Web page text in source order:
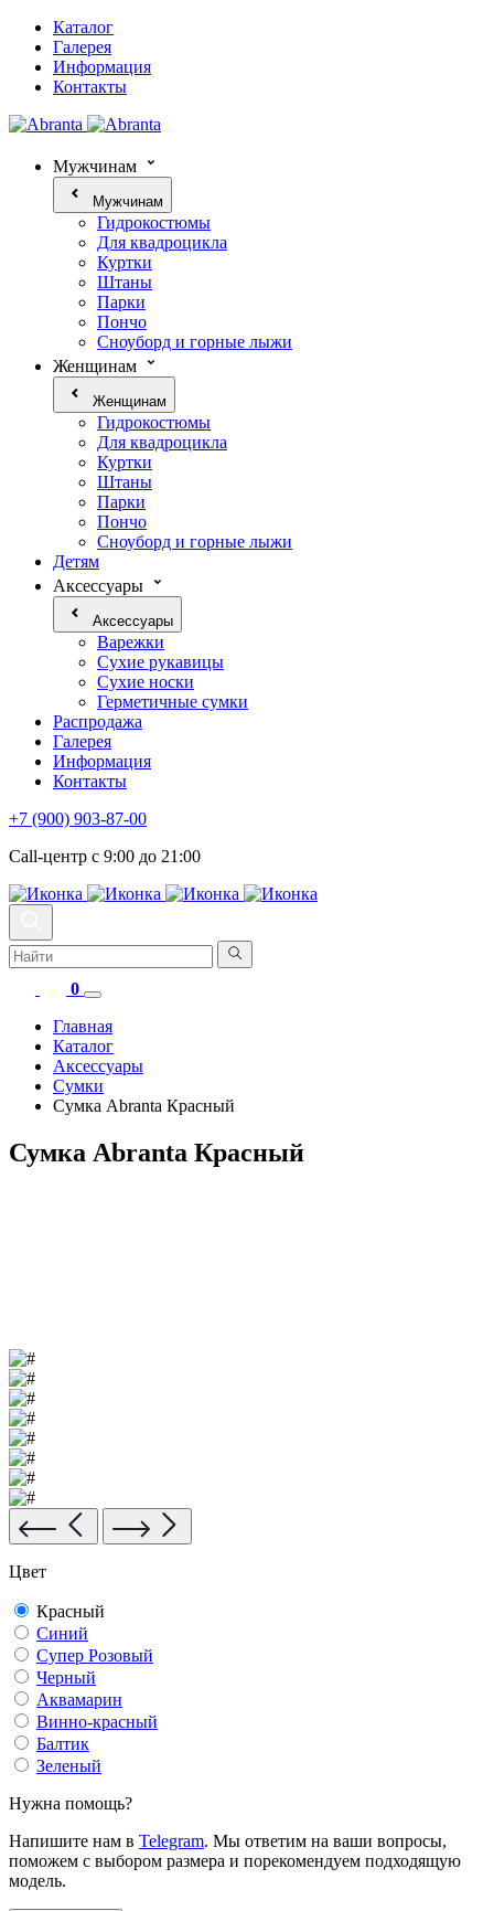
Каталог
Галерея
Информация
Контакты
Мужчинам
Мужчинам
Гидрокостюмы
Для квадроцикла
Куртки
Штаны
Парки
Пончо
Сноуборд и горные лыжи
Женщинам
Женщинам
Гидрокостюмы
Для квадроцикла
Куртки
Штаны
Парки
Пончо
Сноуборд и горные лыжи
Детям
Аксессуары
Аксессуары
Варежки
Сухие рукавицы
Сухие носки
Герметичные сумки
Распродажа
Галерея
Информация
Контакты
+7 (900) 903-87-00
Call-центр с 9:00 до 21:00
0
Главная
Каталог
Аксесcуары
Сумки
Сумка Abranta Красный
Сумка Abranta Красный
Цвет
Красный
Синий
Супер Розовый
Черный
Аквамарин
Винно-красный
Балтик
Зеленый
Нужна помощь?
Напишите нам в Telegram. Мы ответим на ваши вопросы,
поможем с выбором размера и порекомендуем подходящую
модель.